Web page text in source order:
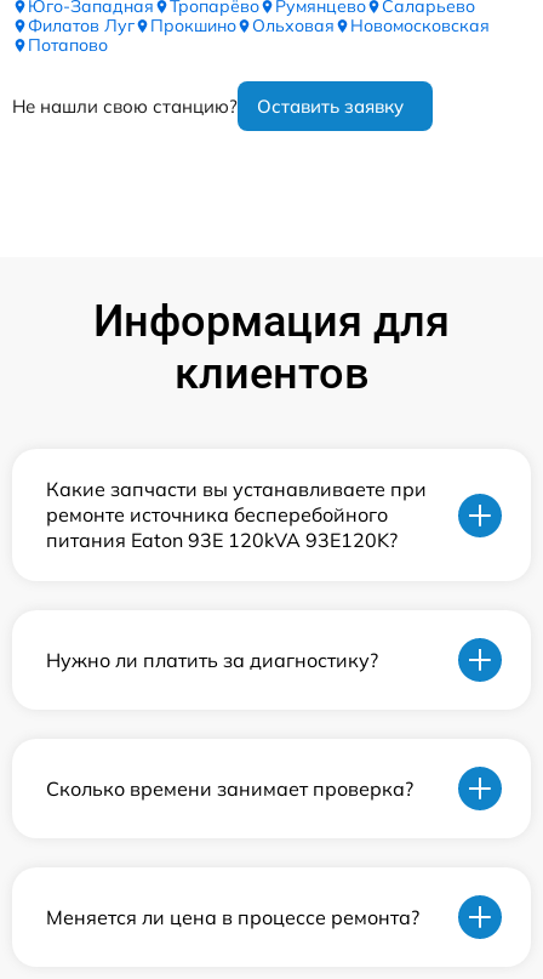
Юго-Западная
Тропарёво Румянцево
Саларьево
Филатов Луг
Прокшино Ольховая
Новомосковская
Потапово
Не нашли свою станцию? Оставить заявку
Информация для
клиентов
Какие запчасти вы устанавливаете при
ремонте источника бесперебойного
питания Eaton 93E 120kVA 93E120K?
Нужно ли платить за диагностику?
Сколько времени занимает проверка?
Меняется ли цена в процессе ремонта?